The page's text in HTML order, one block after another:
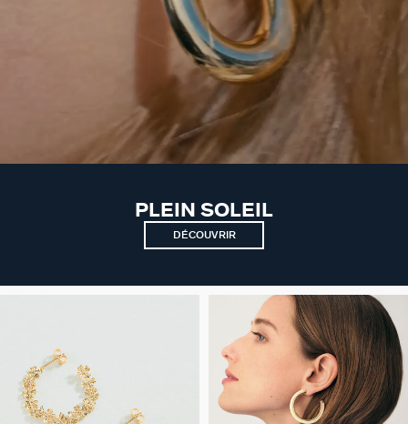
PLEIN SOLEIL
DÉCOUVRIR